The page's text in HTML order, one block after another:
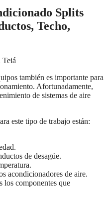
Splits
Techo,
también es importante para
Afortunadamente,
de sistemas de aire
este tipo de trabajo están:
de desagüe.
acondicionadores de aire.
los componentes que